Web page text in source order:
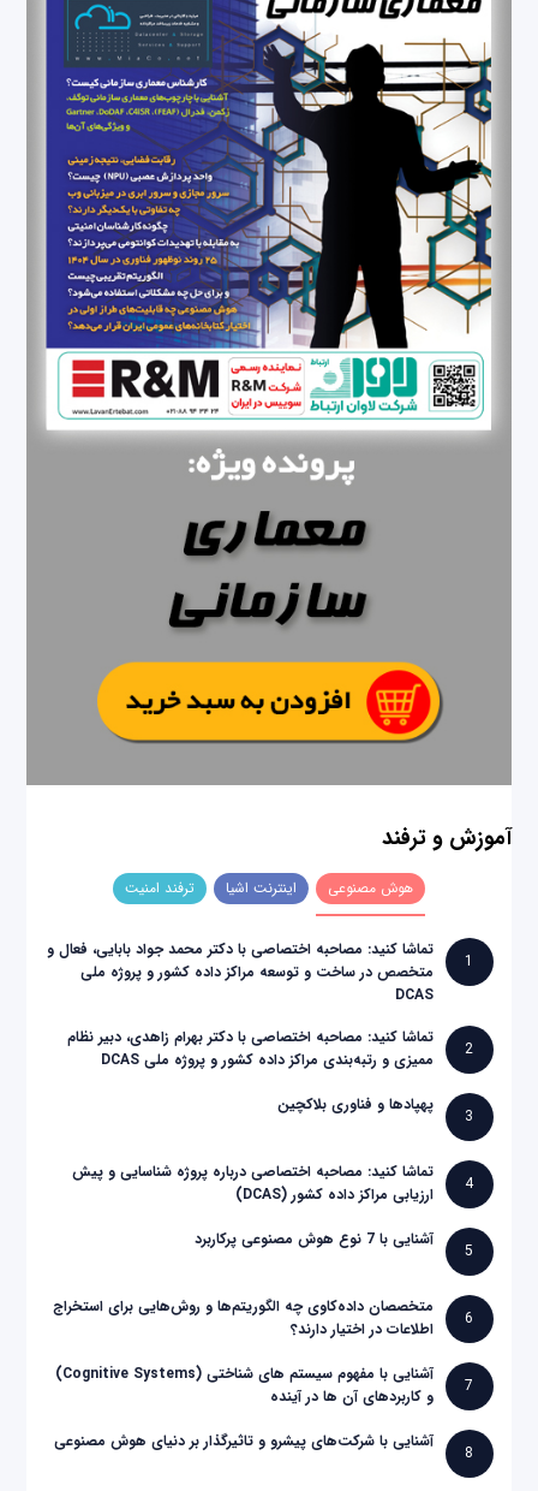
آموزش و ترفند
هوش مصنوعی اینترنت اشیا ترفند امنیت
1
تماشا کنید: مصاحبه اختصاصی با دکتر محمد جواد بابایی، فعال و
متخصص در ساخت و توسعه مراکز داده کشور و پروژه ملی
DCAS
2
تماشا کنید: مصاحبه اختصاصی با دکتر بهرام زاهدی، دبیر نظام
ممیزی و رتبه‌بندی مراکز داده کشور و پروژه ملی DCAS
3
پهپادها و فناوری بلاکچین
4
تماشا کنید: مصاحبه اختصاصی درباره پروژه شناسایی و پیش
ارزیابی مراکز داده کشور (DCAS)
5
آشنایی با 7 نوع هوش مصنوعی پرکاربرد
6
متخصصان داده‌کاوی چه الگوریتم‌ها و روش‌هایی برای استخراج
اطلاعات در اختیار دارند؟
7
آشنایی با مفهوم سیستم های شناختی (Cognitive Systems)
و کاربردهای آن ها در آینده
8
آشنایی با شرکت‌های پیشرو و تاثیرگذار بر دنیای هوش مصنوعی